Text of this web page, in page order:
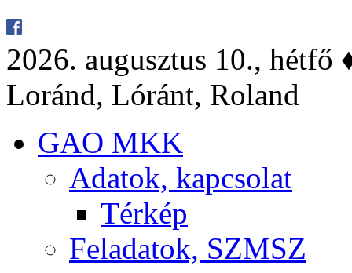
2026. au­gusz­tus 10.,
Lo­ránd, Ló­ránt, Ro­land
GAO MKK
Ada­tok, kap­cso­lat
Tér­kép
Fel­ada­tok, SZMSZ